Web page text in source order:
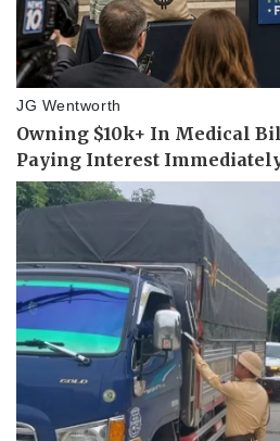
Văn hóa
Sân khấu - Điện ảnh
Văn học
Âm nhạc
Di sản